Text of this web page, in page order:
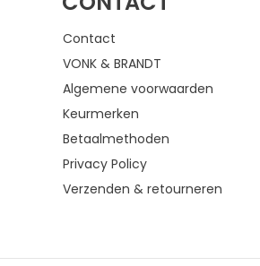
Contact
VONK & BRANDT
Algemene voorwaarden
Keurmerken
Betaalmethoden
Privacy Policy
Verzenden & retourneren